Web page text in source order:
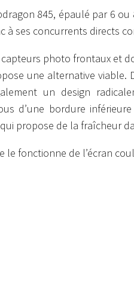
845, épaulé par 6
à ses concurrents directs
photo frontaux et
une alternative
un design
d’une bordure
propose de la fraîcheur
le fonctionne de l’écran